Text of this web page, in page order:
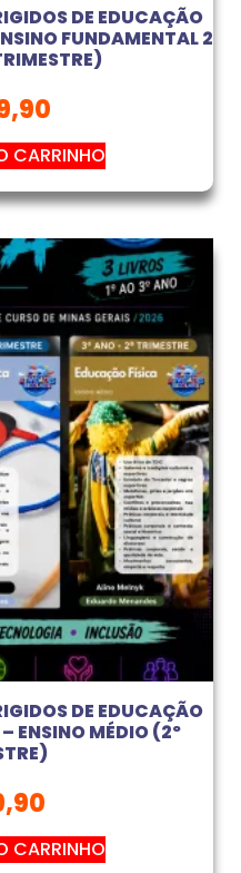
DE EDUCAÇÃO
FUNDAMENTAL 2
CARRINHO
DE EDUCAÇÃO
ENSINO MÉDIO (2º
CARRINHO